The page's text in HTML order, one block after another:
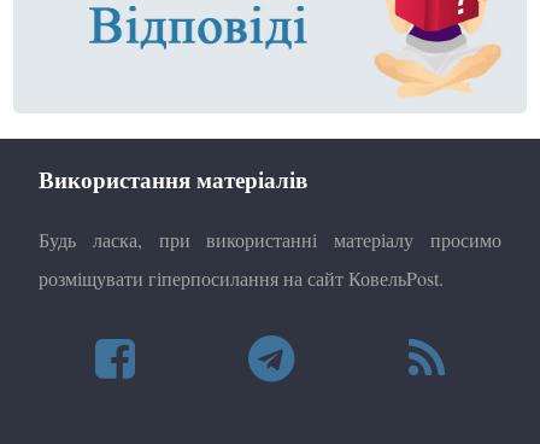
Використання матеріалів
Будь ласка, при використанні матеріалу просимо
розміщувати гіперпосилання на сайт КовельPost.